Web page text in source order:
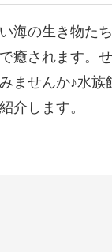
構図から、上
ラの設定やど
海の生き物た
癒されます。
ませんか♪水
介します。